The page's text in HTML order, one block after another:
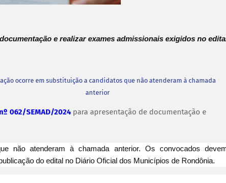
e realizar exames admissionais exigidos no
ocorre em substituição a candidatos que não atenderam à chamada
anterior
062/SEMAD/2024para apresentação de documentação e
não atenderam à chamada anterior. Os convocados
do edital no Diário Oficial dos Municípios de Rondônia.